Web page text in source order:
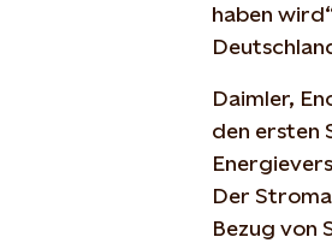
haben
Daimler,
den ersten
Der
Bezug von